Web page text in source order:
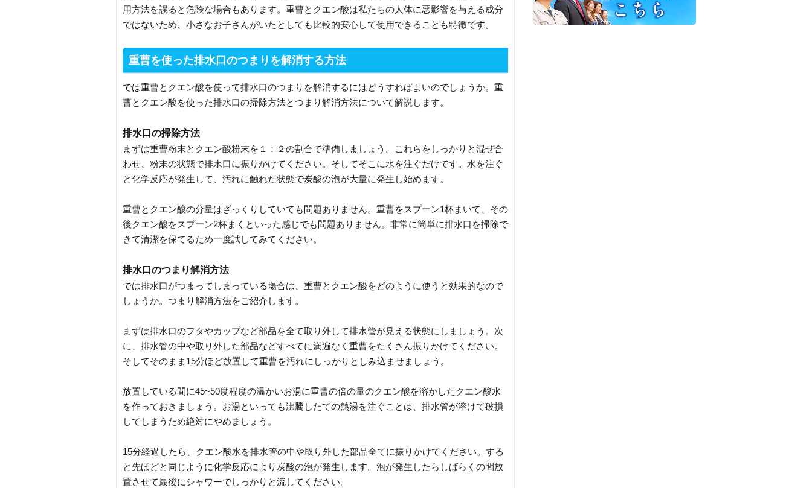
用方法を誤ると危険な場合もあります。重曹とクエン酸は私たちの人体に悪影響を与える成分
ではないため、小さなお子さんがいたとしても比較的安心して使用できることも特徴です。
重曹を使った排水口のつまりを解消する方法
では重曹とクエン酸を使って排水口のつまりを解消するにはどうすればよいのでしょうか。重
曹とクエン酸を使った排水口の掃除方法とつまり解消方法について解説します。
排水口の掃除方法
まずは重曹粉末とクエン酸粉末を１：２の割合で準備しましょう。これらをしっかりと混ぜ合
わせ、粉末の状態で排水口に振りかけてください。そしてそこに水を注ぐだけです。水を注ぐ
と化学反応が発生して、汚れに触れた状態で炭酸の泡が大量に発生し始めます。
重曹とクエン酸の分量はざっくりしていても問題ありません。重曹をスプーン1杯まいて、その
後クエン酸をスプーン2杯まくといった感じでも問題ありません。非常に簡単に排水口を掃除で
きて清潔を保てるため一度試してみてください。
排水口のつまり解消方法
では排水口がつまってしまっている場合は、重曹とクエン酸をどのように使うと効果的なので
しょうか。つまり解消方法をご紹介します。
まずは排水口のフタやカップなど部品を全て取り外して排水管が見える状態にしましょう。次
に、排水管の中や取り外した部品などすべてに満遍なく重曹をたくさん振りかけてください。
そしてそのまま15分ほど放置して重曹を汚れにしっかりとしみ込ませましょう。
放置している間に45~50度程度の温かいお湯に重曹の倍の量のクエン酸を溶かしたクエン酸水
を作っておきましょう。お湯といっても沸騰したての熱湯を注ぐことは、排水管が溶けて破損
してしまうため絶対にやめましょう。
15分経過したら、クエン酸水を排水管の中や取り外した部品全てに振りかけてください。する
と先ほどと同じように化学反応により炭酸の泡が発生します。泡が発生したらしばらくの間放
置させて最後にシャワーでしっかりと流してください。